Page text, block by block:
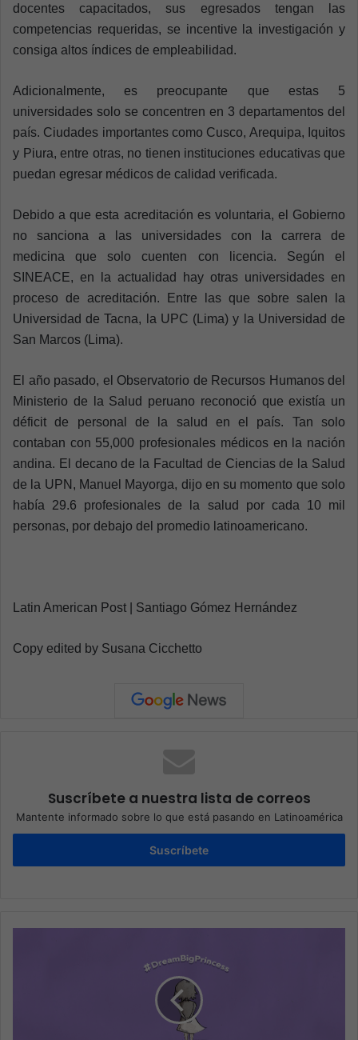
docentes capacitados, sus egresados tengan las
competencias requeridas, se incentive la investigación y
consiga altos índices de empleabilidad.
Adicionalmente, es preocupante que estas 5
universidades solo se concentren en 3 departamentos del
país. Ciudades importantes como Cusco, Arequipa, Iquitos
y Piura, entre otras, no tienen instituciones educativas que
puedan egresar médicos de calidad verificada.
Debido a que esta acreditación es voluntaria, el Gobierno
no sanciona a las universidades con la carrera de
medicina que solo cuenten con licencia. Según el
SINEACE, en la actualidad hay otras universidades en
proceso de acreditación. Entre las que sobre salen la
Universidad de Tacna, la UPC (Lima) y la Universidad de
San Marcos (Lima).
El año pasado, el Observatorio de Recursos Humanos del
Ministerio de la Salud peruano reconoció que existía un
déficit de personal de la salud en el país. Tan solo
contaban con 55,000 profesionales médicos en la nación
andina. El decano de la Facultad de Ciencias de la Salud
de la UPN, Manuel Mayorga, dijo en su momento que solo
había 29.6 profesionales de la salud por cada 10 mil
personas, por debajo del promedio latinoamericano.
Latin American Post | Santiago Gómez Hernández
Copy edited by Susana Cicchetto
Suscríbete a nuestra lista de correos
Mantente informado sobre lo que está pasando en Latinoamérica
Suscríbete